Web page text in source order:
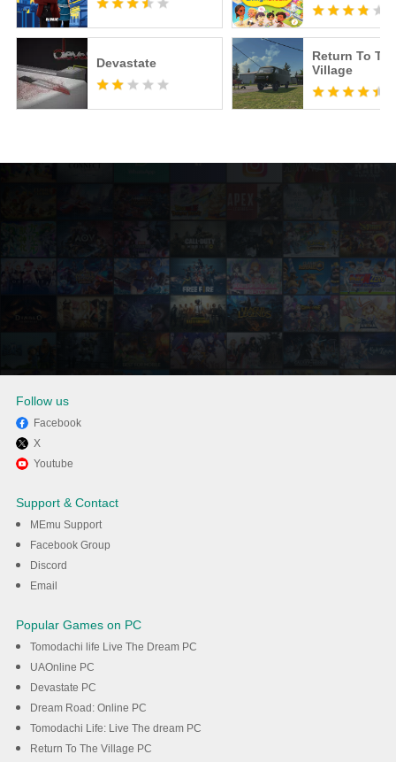
Devastate
Return To
Village
Enjoy playing Hide and Seek:
Cat Escape! on PC with MEmu
Follow us
Facebook
X
Youtube
Support & Contact
MEmu Support
Facebook Group
Discord
Email
Popular Games on PC
Tomodachi life Live The Dream PC
UAOnline PC
Devastate PC
Dream Road: Online PC
Tomodachi Life: Live The dream PC
Return To The Village PC